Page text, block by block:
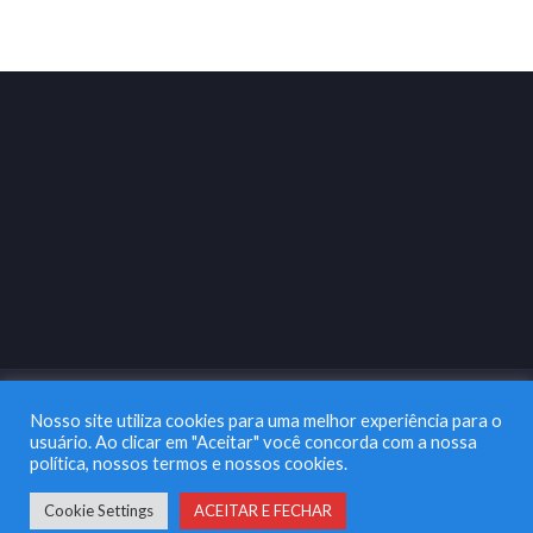
Copyright 2003 |Na Lata Marketing & Comunicação
Direitos Reservados
Nosso site utiliza cookies para uma melhor experiência para o
usuário. Ao clicar em "Aceitar" você concorda com a nossa
política, nossos termos e nossos cookies.
Cookie Settings ACEITAR E FECHAR